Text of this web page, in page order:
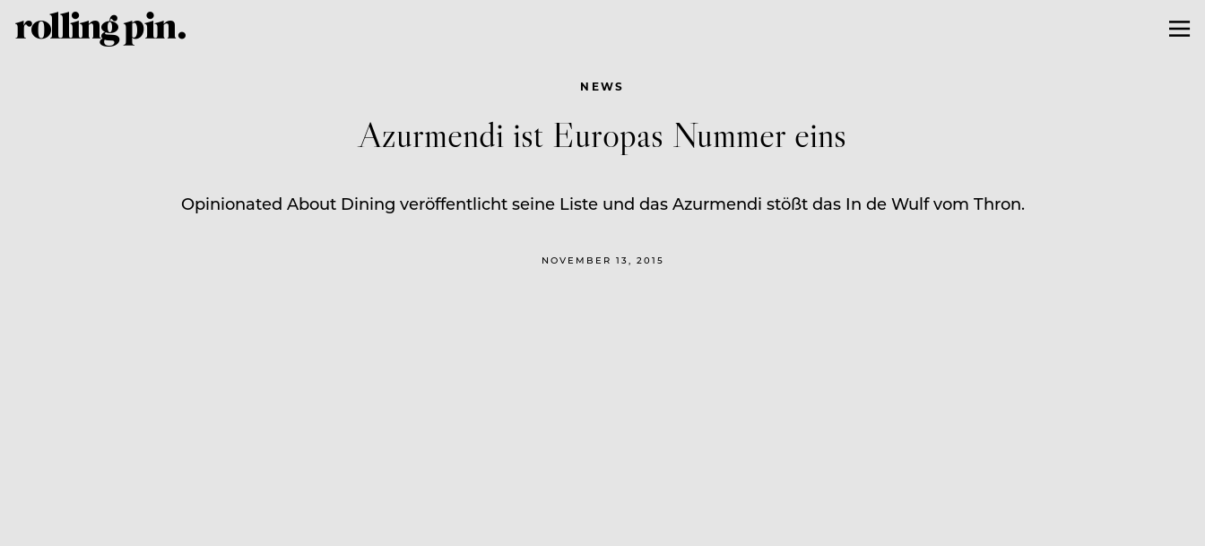
NEWS
Azurmendi ist Europas Nummer eins
Opinionated About Dining veröffentlicht seine Liste und das Azurmendi stößt das In de Wulf vom Thron.
NOVEMBER 13, 2015